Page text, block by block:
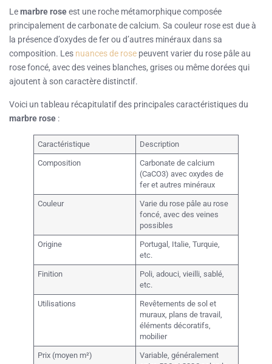
Lemarbre roseest une roche métamorphique composée
principalement de carbonate de calcium. Sa couleur rose est due à
la présence d’oxydes de fer ou d’autres minéraux dans sa
composition. Les nuances de rose peuvent varier du rose pâle au
rose foncé, avec des veines blanches, grises ou même dorées qui
ajoutent à son caractère distinctif.
Voici un tableau récapitulatif des principales caractéristiques du
marbre rose :
Caractéristique Description
Composition
Carbonate de calcium
(CaCO3) avec oxydes de
fer et autres minéraux
Couleur
Varie du rose pâle au rose
foncé, avec des veines
possibles
Origine
Portugal, Italie, Turquie,
etc.
Finition
Poli, adouci, vieilli, sablé,
etc.
Utilisations
Revêtements de sol et
muraux, plans de travail,
éléments décoratifs,
mobilier
Prix (moyen m²)
Variable, généralement